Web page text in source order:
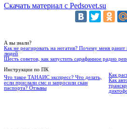
Скачать материал с Pedsovet.su
А вы знали?
Как не реагировать на негатив? Почему меня
людей
Шесть советов, как запустить сарафанное радио
Инструкции по ПК
Что такое ТАНАИС экспресс? Что делать,
если прислали смс и запросили скан
паспорта? Отзывы
Как
Как